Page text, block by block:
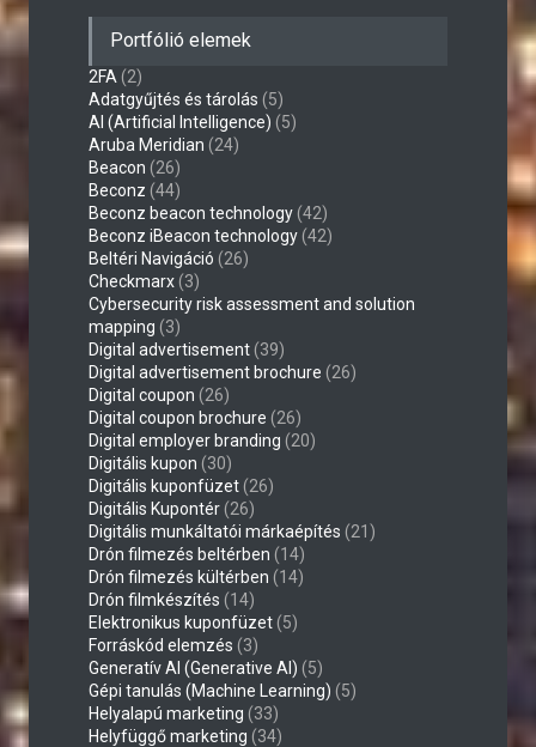
Portfólió elemek
2FA (2)
Adatgyűjtés és tárolás (5)
AI (Artificial Intelligence) (5)
Aruba Meridian (24)
Beacon (26)
Beconz (44)
Beconz beacon technology(42)
Beconz iBeacon technology(42)
Beltéri Navigáció (26)
Checkmarx(3)
Cybersecurity risk assessment and solution
mapping (3)
Digital advertisement(39)
Digital advertisement brochure (26)
Digital coupon (26)
Digital coupon brochure (26)
Digital employer branding (20)
Digitális kupon (30)
Digitális kuponfüzet(26)
Digitális Kupontér(26)
Digitális munkáltatói márkaépítés (21)
Drón filmezés beltérben (14)
Drón filmezés kültérben (14)
Drón filmkészítés (14)
Elektronikus kuponfüzet(5)
Forráskód elemzés (3)
Generatív AI (Generative AI) (5)
Gépi tanulás (Machine Learning) (5)
Helyalapú marketing (33)
Helyfüggő marketing (34)